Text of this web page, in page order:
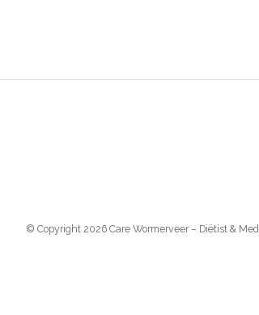
© Copyright 2026 Care Wormerveer – Diëtist &